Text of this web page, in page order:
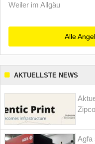
Weiler im Allgäu
Alle
AKTUELLSTE NEWS
Agfa